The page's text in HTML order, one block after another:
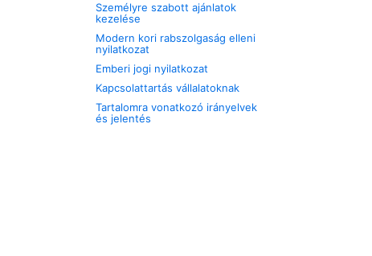
Személyre szabott ajánlatok
kezelése
Modern kori rabszolgaság elleni
nyilatkozat
Emberi jogi nyilatkozat
Kapcsolattartás vállalatoknak
Tartalomra vonatkozó irányelvek
és jelentés